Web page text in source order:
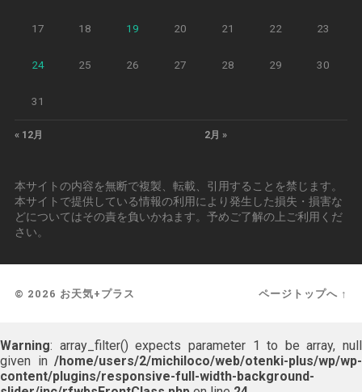
« 12月 2月 »
17 18 19 20 21 22 23
24 25 26 27 28 29 30
31
本サイトの内容を無断で複製、転載、引用することを禁じます。
本サイトで提供している情報の利用により発生した損失・損害な
どについてはその責を負いかねます。予めご了解の上ご利用くだ
さい。
© 2026 お天気+プラス ページトップへ ↑
Warning: array_filter() expects parameter 1 to be array, null
given in /home/users/2/michiloco/web/otenki-plus/wp/wp-
content/plugins/responsive-full-width-background-